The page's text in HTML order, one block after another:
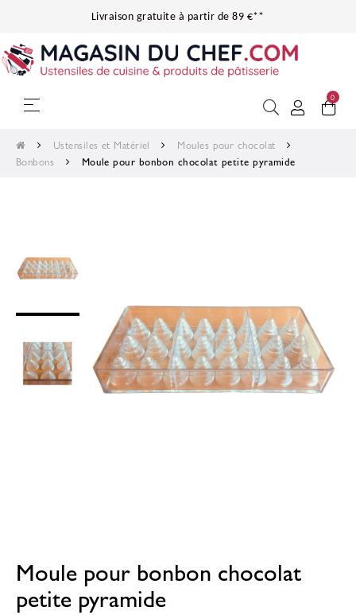
Livraison gratuite à partir de 89 €**
Basculer la navigation
☰ 0
Ustensiles et Matériel
Moules pour chocolat
Bonbons
Moule pour bonbon chocolat petite pyramide
Moule pour bonbon chocolat
petite pyramide